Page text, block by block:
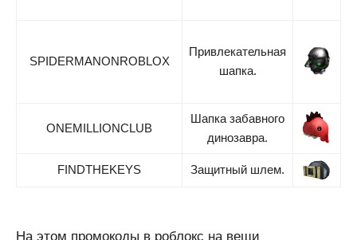
SPIDERMANONROBLOX
Привлекательная
шапка.
ONEMILLIONCLUB
Шапка забавного
динозавра.
FINDTHEKEYS Защитный шлем.
На этом промокоды в роблокс на вещи